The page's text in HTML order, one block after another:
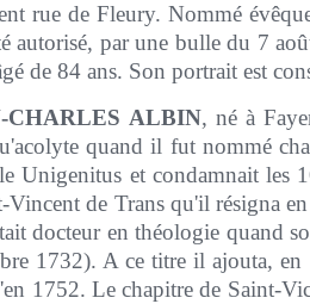
rue de Fleury. Nommé
autorisé, par une bulle du 7
de 84 ans. Son portrait est
CHARLES ALBIN, né à
quand il fut nommé
Unigenitus et condamnait les
Vincent de Trans qu'il résigna
docteur en théologie quand
1732). A ce titre il ajouta,
1752. Le chapitre de Saint-